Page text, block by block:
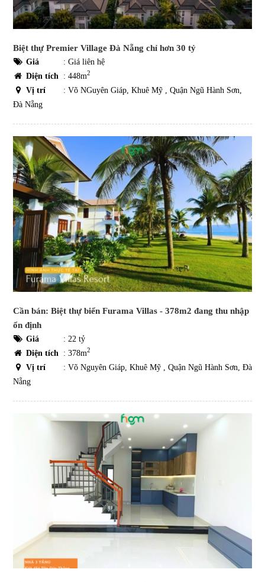
Biệt thự Premier Village Đà Nẵng chỉ hơn 30 tỷ
Giá : Giá liên hệ
Diện tích : 448m2
Vị trí
: Võ NGuyên Giáp, Khuê Mỹ , Quận Ngũ Hành Sơn,
Đà Nẵng
Cần bán: Biệt thự biển Furama Villas - 378m2 đang thu nhập
ổn định
Giá : 22 tỷ
Diện tích
: 378m2
Vị trí
: Võ Nguyên Giáp, Khuê Mỹ , Quận Ngũ Hành Sơn, Đà
Nẵng